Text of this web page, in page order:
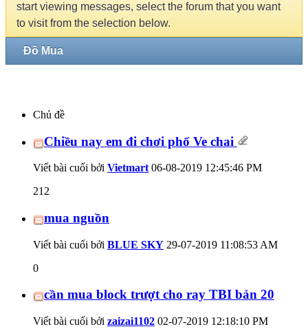
start viewing messages, select the forum that you want
to visit from the selection below.
Đồ Mua
Chủ đề
Chiều nay em đi chơi phố Ve chai
Viết bài cuối bởi Vietmart 06-08-2019 12:45:46 PM
212
mua nguồn
Viết bài cuối bởi BLUE SKY 29-07-2019 11:08:53 AM
0
cần mua block trượt cho ray TBI bản 20
Viết bài cuối bởi zaizai1102 02-07-2019 12:18:10 PM